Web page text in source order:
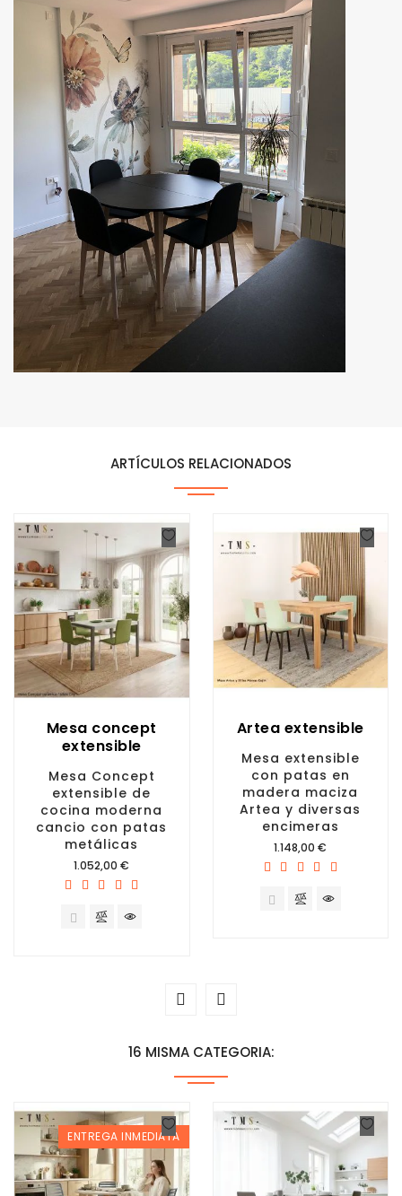
ARTÍCULOS RELACIONADOS
Mesa concept
extensible
Mesa Concept
extensible de
cocina moderna
cancio con patas
metálicas
Precio
1.052,00 €
Artea extensible
Mesa extensible
con patas en
madera maciza
Artea y diversas
encimeras
Precio
1.148,00 €
16 MISMA CATEGORIA:
ENTREGA INMEDIATA